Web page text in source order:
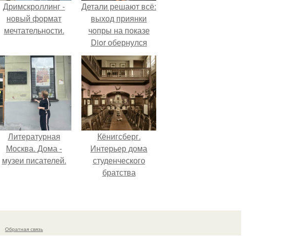
Дримскроллинг -
новый формат
мечтательности.
Детали решают всё:
выход приянки
чопры на показе
Dior обернулся
шквалом критики
из-за небрежного
пошива.
Литературная
Москва. Дома -
музеи писателей.
Кёнигсберг.
Интерьер дома
студенческого
братства
Обратная связь